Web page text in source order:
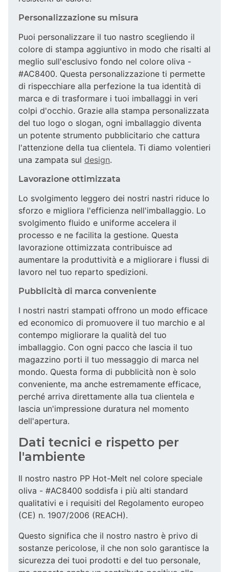
Personalizzazione su misura
Puoi personalizzare il tuo nastro scegliendo il
colore di stampa aggiuntivo in modo che risalti al
meglio sull'esclusivo fondo nel colore oliva -
#AC8400. Questa personalizzazione ti permette
di rispecchiare alla perfezione la tua identità di
marca e di trasformare i tuoi imballaggi in veri
colpi d'occhio. Grazie alla stampa personalizzata
del tuo logo o slogan, ogni imballaggio diventa
un potente strumento pubblicitario che cattura
l'attenzione della tua clientela. Ti diamo volentieri
una zampata sul design.
Lavorazione ottimizzata
Lo svolgimento leggero dei nostri nastri riduce lo
sforzo e migliora l'efficienza nell'imballaggio. Lo
svolgimento fluido e uniforme accelera il
processo e ne facilita la gestione. Questa
lavorazione ottimizzata contribuisce ad
aumentare la produttività e a migliorare i flussi di
lavoro nel tuo reparto spedizioni.
Pubblicità di marca conveniente
I nostri nastri stampati offrono un modo efficace
ed economico di promuovere il tuo marchio e al
contempo migliorare la qualità del tuo
imballaggio. Con ogni pacco che lascia il tuo
magazzino porti il tuo messaggio di marca nel
mondo. Questa forma di pubblicità non è solo
conveniente, ma anche estremamente efficace,
perché arriva direttamente alla tua clientela e
lascia un'impressione duratura nel momento
dell'apertura.
Dati tecnici e rispetto per
l'ambiente
Il nostro nastro PP Hot-Melt nel colore speciale
oliva - #AC8400 soddisfa i più alti standard
qualitativi e i requisiti del Regolamento europeo
(CE) n. 1907/2006 (REACH).
Questo significa che il nostro nastro è privo di
sostanze pericolose, il che non solo garantisce la
sicurezza dei tuoi prodotti e del tuo personale,